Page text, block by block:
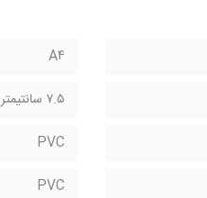
A۴
۷.۵ سانتیمتر
PVC
PVC